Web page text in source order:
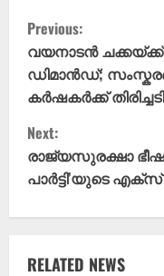
C
o
n
t
i
n
u
Previous:
വയനാടൻ
ഡിമാൻഡ്;
കർഷകർക്ക് തിരിച്ചടി
Next:
രാജ്യസുരക്ഷാ
പാർട്ടി’യുടെ എക്സ്
RELATED NEWS